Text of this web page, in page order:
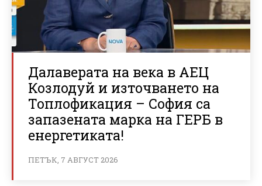
Далаверата на века в АЕЦ
Козлодуй и източването на
Топлофикация – София са
запазената марка на ГЕРБ в
енергетиката!
ПЕТЪК, 7 АВГУСТ 2026